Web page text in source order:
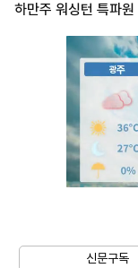
하만주 워싱턴 특파원
신문구독